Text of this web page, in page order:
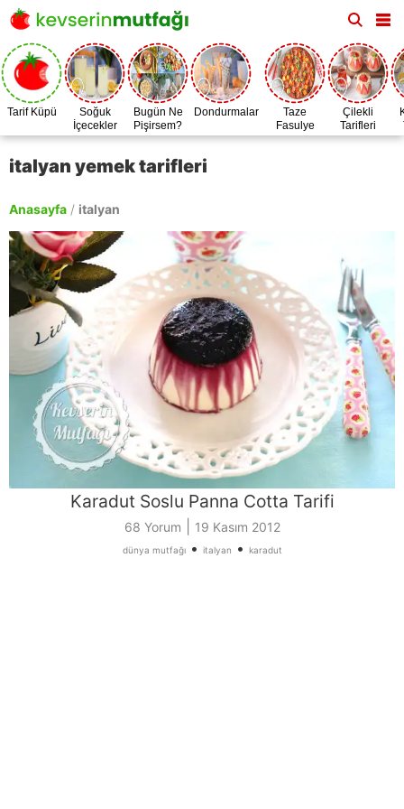
Tarif Küpü
Soğuk
İçecekler
Bugün Ne
Pişirsem?
Dondurmalar
Taze
Fasulye
Zamanı
Çilekli
Tarifleri
italyan yemek tarifleri
Anasayfa / italyan
Karadut Soslu Panna Cotta Tarifi
68 Yorum 19 Kasım 2012
dünya mutfağı• italyan • karadut